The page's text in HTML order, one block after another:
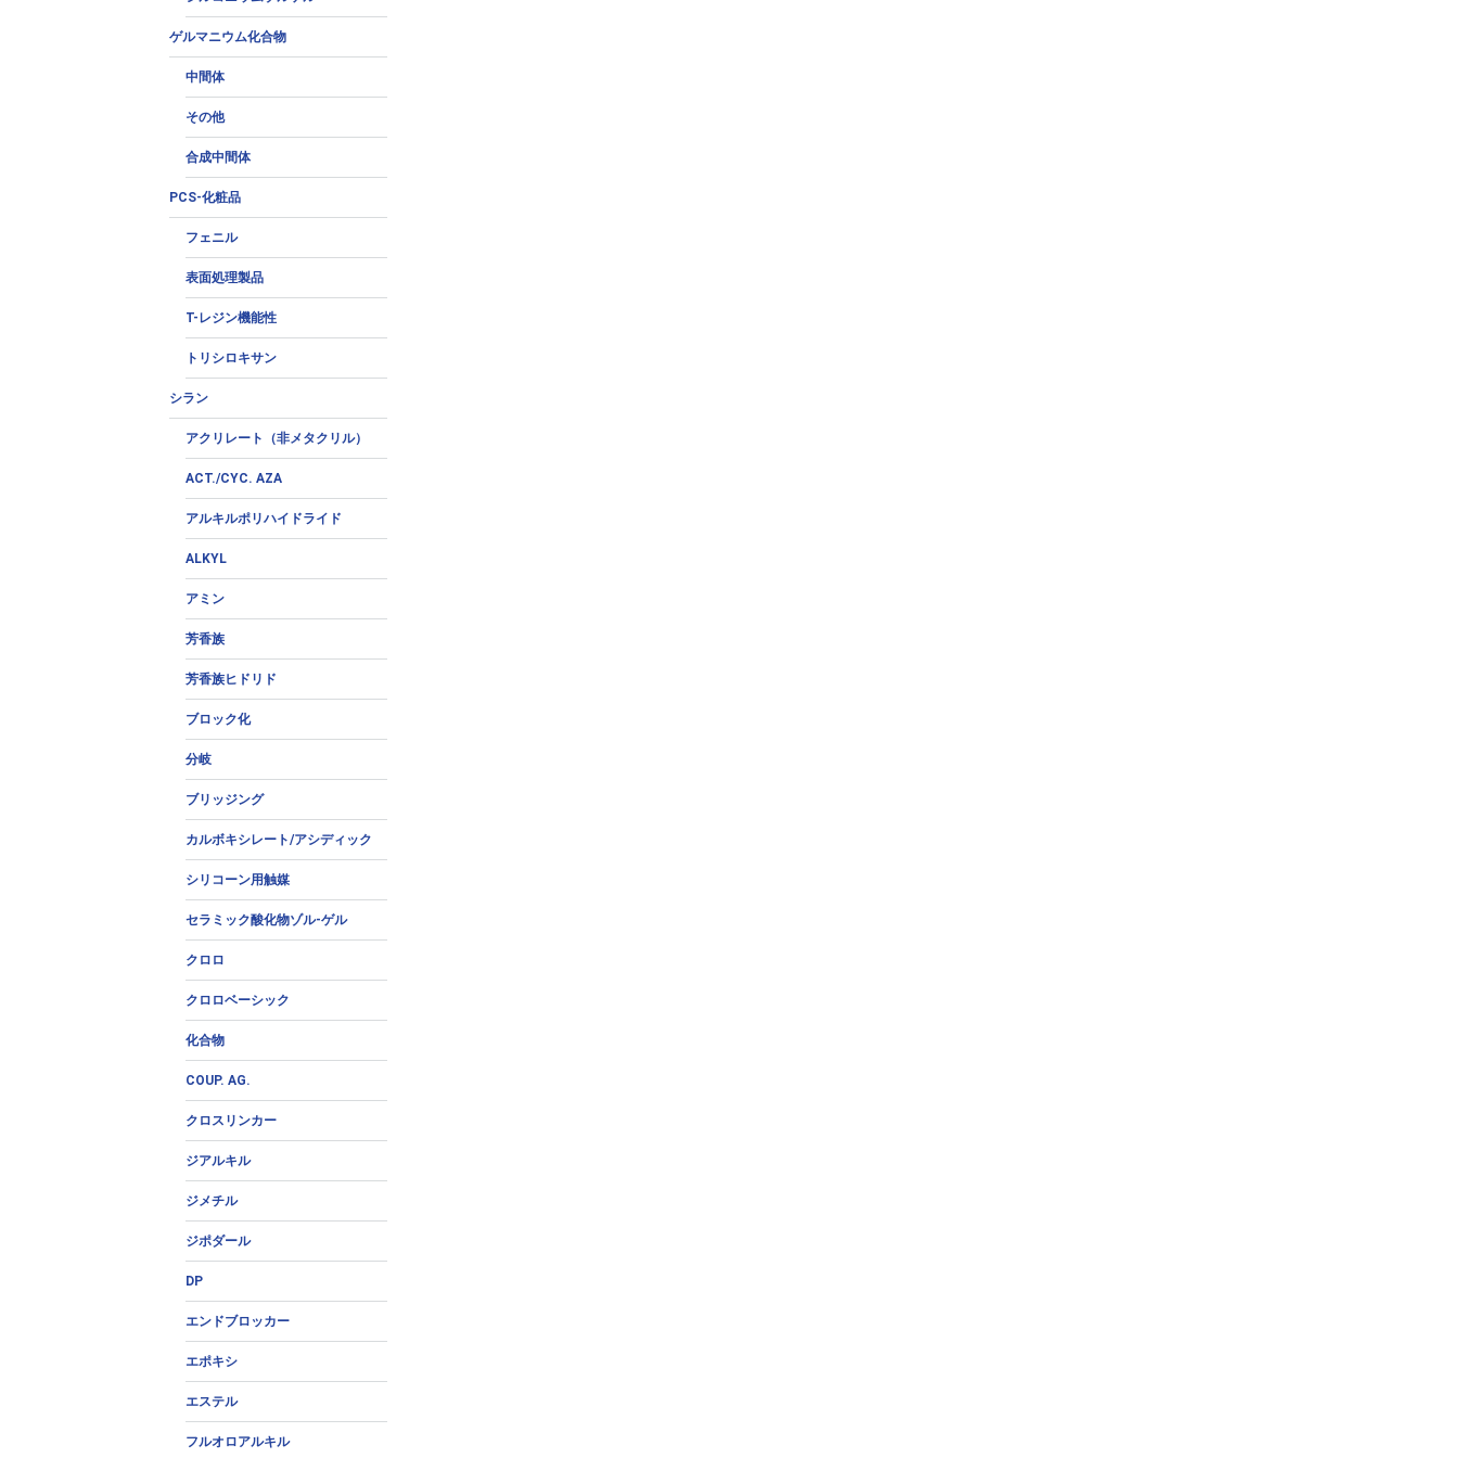
ゲルマニウム化合物
中間体
その他
合成中間体
PCS-化粧品
フェニル
表面処理製品
T-レジン機能性
トリシロキサン
シラン
アクリレート（非メタクリル）
ACT./CYC. AZA
アルキルポリハイドライド
ALKYL
アミン
芳香族
芳香族ヒドリド
ブロック化
分岐
ブリッジング
カルボキシレート/アシディック
シリコーン用触媒
セラミック酸化物ゾル-ゲル
クロロ
クロロベーシック
化合物
COUP. AG.
クロスリンカー
ジアルキル
ジメチル
ジポダール
DP
エンドブロッカー
エポキシ
エステル
フルオロアルキル